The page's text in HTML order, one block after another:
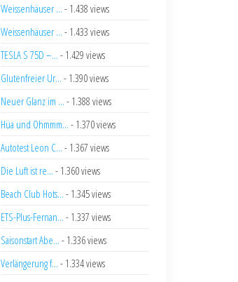
Weissenhäuser ... - 1.438 views
Weissenhäuser ... - 1.433 views
TESLA S 75D –... - 1.429 views
Glutenfreier Ur... - 1.390 views
Neuer Glanz im ... - 1.388 views
Hüa und Ohmmm... - 1.370 views
Autotest Leon C... - 1.367 views
Die Luft ist re... - 1.360 views
Beach Club Hots... - 1.345 views
ETS-Plus-Fernan... - 1.337 views
Saisonstart Abe... - 1.336 views
Verlängerung f... - 1.334 views